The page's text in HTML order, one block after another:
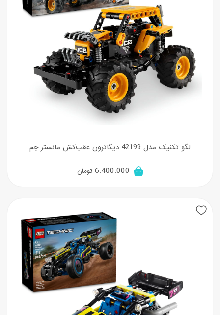
لگو تکنیک مدل 42199 دیگاترون عقب‌کش مانستر جم
6.400.000 تومان